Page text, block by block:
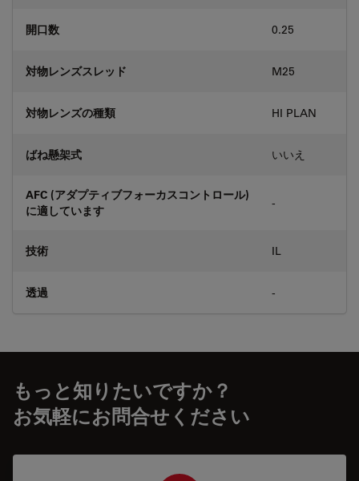
開口数 0.25
対物レンズスレッド M25
対物レンズの種類 HI PLAN
ばね懸架式 いいえ
AFC (アダプティブフォーカスコントロール)
に適しています
-
技術 IL
透過 -
もっと知りたいですか？
お気軽にお問合せください